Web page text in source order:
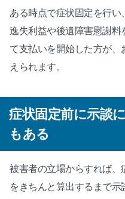
ある時点で症状固定を行
逸失利益や後遺障害慰謝
て支払いを開始した方が
えられます。
症状固定前に示談
もある
被害者の立場からすれば
をきちんと算出するまで